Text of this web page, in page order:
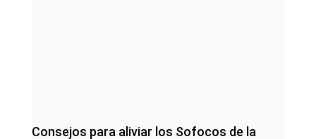
Consejos para aliviar los Sofocos de la